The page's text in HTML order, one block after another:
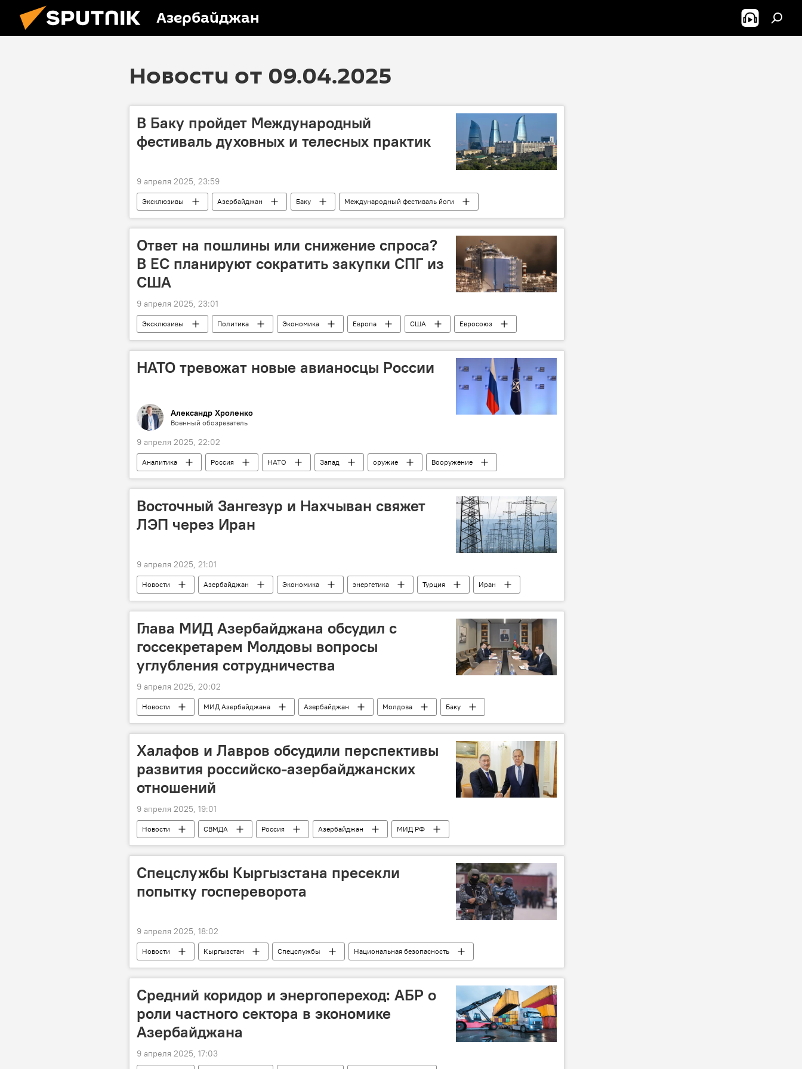
Азербайджан
Новости от 09.04.2025
В Баку пройдет Международный
фестиваль духовных и телесных практик
9 апреля 2025, 23:59
Эксклюзивы Азербайджан Баку
Международный фестиваль йоги
Йога
Лейла Алиева Концерт Суфий
боевые искусства
Ответ на пошлины или снижение спроса?
В ЕС планируют сократить закупки СПГ из
США
9 апреля 2025, 23:01
Эксклюзивы Политика Экономика Европа США
Евросоюз
Дональд Трамп
Пошлины Торговая война СПГ
Еврокомиссия
НАТО тревожат новые авианосцы России
Александр Хроленко
Военный обозреватель
9 апреля 2025, 22:02
Аналитика Россия НАТО Запад оружие
Вооружение
ВМС РФ
Авианосец Военно-морской флот
атомная подводная лодка
Восточный Зангезур и Нахчыван свяжет
ЛЭП через Иран
9 апреля 2025, 21:01
Новости Азербайджан Экономика энергетика Турция
Иран
"зеленая" энергия
энергомост ЛЭП Нахчыван
Восточный Зангезур
Глава МИД Азербайджана обсудил с
госсекретарем Молдовы вопросы
углубления сотрудничества
9 апреля 2025, 20:02
Новости МИД Азербайджана Азербайджан Молдова
Баку
Встреча
двусторонние отношения Сотрудничество энергетика
Халафов и Лавров обсудили перспективы
развития российско-азербайджанских
отношений
9 апреля 2025, 19:01
Новости СВМДА Россия Азербайджан
МИД РФ
Сергей Лавров
Халаф Халафов Встреча
двусторонние отношения
Спецслужбы Кыргызстана пресекли
попытку госпереворота
9 апреля 2025, 18:02
Новости Кыргызстан Спецслужбы
Национальная безопасность
Бишкек
Попытка переворота госпереворот
Уличные беспорядки
Средний коридор и энергопереход: АБР о
роли частного сектора в экономике
Азербайджана
9 апреля 2025, 17:03